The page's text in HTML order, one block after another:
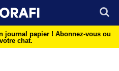
journal papier ! Abonnez-vous ou
chat.